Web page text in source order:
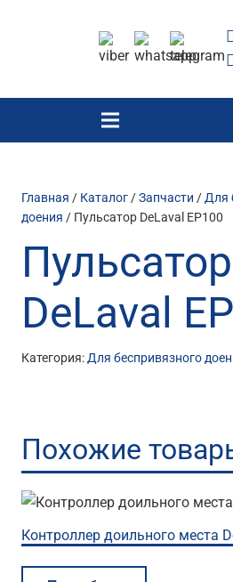
Главная / Каталог/Запчасти /Для
доения / Пульсатор DeLaval EP100
Пульсатор
DeLaval
Категория:Для беспривязного
Похожие
Контроллер доильного места